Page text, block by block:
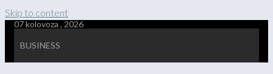
Skip to content
07 kolovoza , 2026
BUSINESS